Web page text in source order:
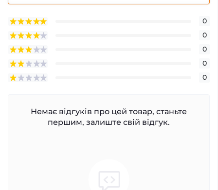
0
0
0
0
0
Немає відгуків про цей товар, станьте
першим, залиште свій відгук.